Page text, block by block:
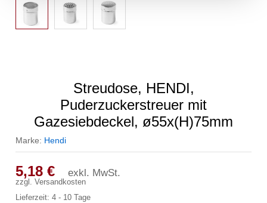
Streudose, HENDI,
Puderzuckerstreuer mit
Gazesiebdeckel, ø55x(H)75mm
Marke: Hendi
5,18€ exkl. MwSt.
zzgl.Versandkosten
Lieferzeit:4 - 10 Tage